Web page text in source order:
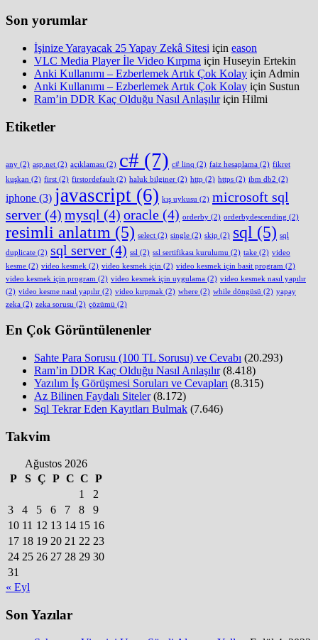
Son yorumlar
İşinize Yarayacak 25 Yapay Zekâ Sitesi için eason
VLC Media Player İle Video Kırpma için Huseyin Ertekin
Anki Kullanımı – Ezberlemek Artık Çok Kolay için Admin
Anki Kullanımı – Ezberlemek Artık Çok Kolay için Sustun
Ram’in DDR Kaç Olduğu Nasıl Anlaşılıriçin Hilmi
Etiketler
any (2) asp.net (2) açıklaması (2) c# (7) c# linq (2) faiz hesaplama (2) fikret
kuşkan (2) first (2) firstordefault (2) haluk bilginer (2) http (2) https (2) ibm db2 (2)
iphone (3) javascript (6) kış uykusu (2) microsoft sql
server (4) mysql (4) oracle (4) orderby (2) orderbydescending (2)
resimli anlatım (5) select (2) single (2) skip (2) sql (5) sql
duplicate (2) sql server (4) ssl (2) ssl sertifikası kurulumu (2) take (2) video
kesme (2) video kesmek (2) video kesmek için (2) video kesmek için basit program (2)
video kesmek için program (2) video kesmek için uygulama (2) video kesmek nasıl yapılır
(2) video kesme nasıl yapılır (2) video kırpmak (2) where (2) while döngüsü (2) yapay
zeka (2) zeka sorusu (2) çözümü (2)
En Çok Görüntülenenler
Sahte Para Sorusu (100 TL Sorusu) ve Cevabı (20.293)
Ram’in DDR Kaç Olduğu Nasıl Anlaşılır (8.418)
Yazılım İş Görüşmesi Soruları ve Cevapları (8.315)
Az Bilinen Faydalı Siteler (8.172)
Sql Tekrar Eden Kayıtları Bulmak (7.646)
Takvim
Ağustos 2026
P
S Ç P C C P
1
2
3
4 5 6 7 8
9
10 11 12 13 14 15 16
17 18 19 20 21 22 23
24 25 26 27 28 29 30
31
« Eyl
Son Yazılar